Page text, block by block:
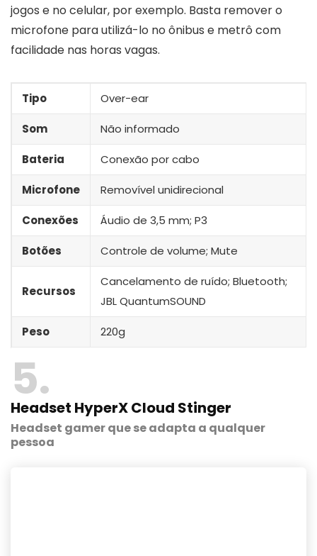
jogos e no celular, por exemplo. Basta remover o
microfone para utilizá-lo no ônibus e metrô com
facilidade nas horas vagas.
Tipo Over-ear
Som Não informado
Bateria Conexão por cabo
Microfone Removível unidirecional
Conexões Áudio de 3,5 mm; P3
Botões Controle de volume; Mute
Recursos
Cancelamento de ruído; Bluetooth;
JBL QuantumSOUND
Peso ‎220g
5
Headset HyperX Cloud Stinger
Headset gamer que se adapta a qualquer
pessoa